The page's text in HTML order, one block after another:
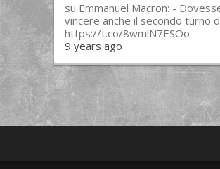
su Emmanuel Macron: -
vincere anche il secondo turno
https://t.co/8wmlN7ESOo
9 years ago